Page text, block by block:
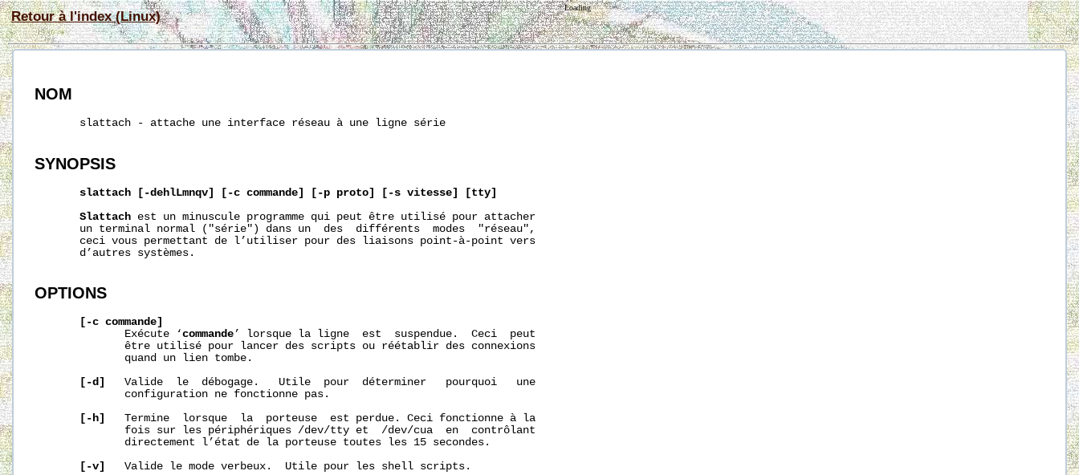
Retour à l'index (Linux)
Loading
NOM
       slattach - attache une interface réseau à une ligne série
SYNOPSIS
slattach [-dehlLmnqv] [-c commande] [-p proto] [-s vitesse]
[tty]
Slattach est un minuscule programme qui peut être utilisé pour attacher
       un terminal normal ("série") dans un  des  différents  modes  "réseau",
       ceci vous permettant de l’utiliser pour des liaisons point-à-point vers
       d’autres systèmes.
OPTIONS
[-c commande]
              Exécute ‘
commande’ lorsque la ligne  est  suspendue.  Ceci  peut
              être utilisé pour lancer des scripts ou réétablir des connexions
              quand un lien tombe.
[-d]
   Valide  le  débogage.   Utile  pour  déterminer   pourquoi   une
              configuration ne fonctionne pas.
[-h]
   Termine  lorsque  la  porteuse  est perdue. Ceci fonctionne à la
              fois sur les périphériques /dev/tty et  /dev/cua  en  contrôlant
              directement l’état de la porteuse toutes les 15 secondes.
[-v]
   Valide le mode verbeux.  Utile pour les shell scripts.